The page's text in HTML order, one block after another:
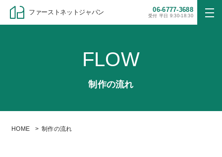
ファーストネットジャパン 06-6777-3688
受付 平日 9:30-18:30
FLOW
制作の流れ
HOME 制作の流れ